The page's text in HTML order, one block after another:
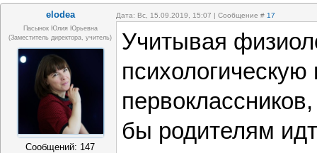
elodea Дата: Вс, 15.09.2019, 15:07 | Сообщение # 17
Пасынок Юлия Юрьевна
(заместитель директора, учитель)
Сообщений: 147
Учитывая
бы родителям